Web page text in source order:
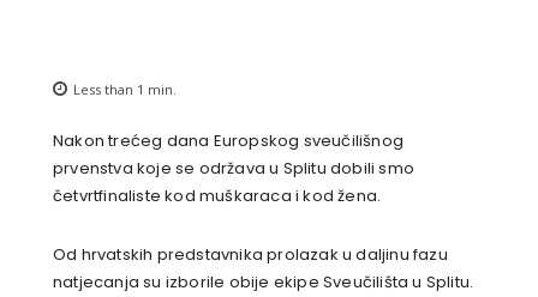
Less than 1 min.
Nakon trećeg dana Europskog sveučilišnog
prvenstva koje se održava u Splitu dobili smo
četvrtfinaliste kod muškaraca i kod žena.
Od hrvatskih predstavnika prolazak u daljinu fazu
natjecanja su izborile obije ekipe Sveučilišta u Splitu.